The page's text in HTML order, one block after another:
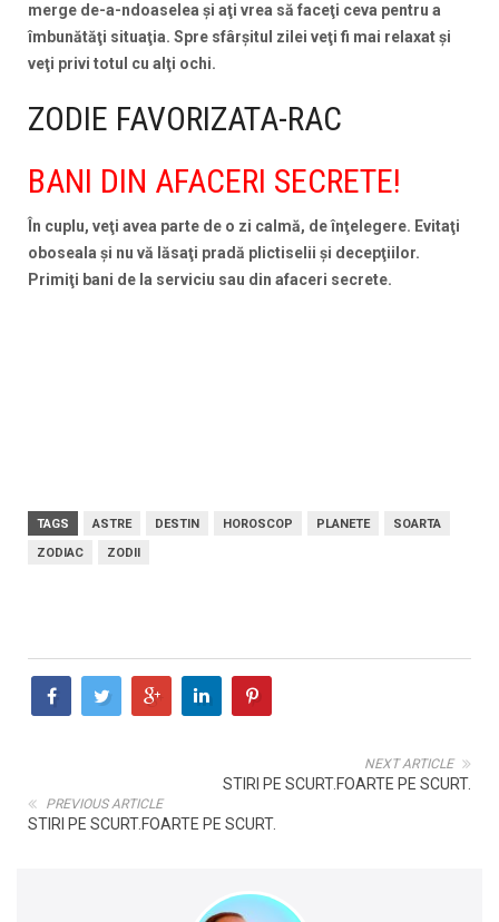
merge de-a-ndoaselea şi aţi vrea să faceţi ceva pentru a
îmbunătăţi situaţia. Spre sfârşitul zilei veţi fi mai relaxat şi
veţi privi totul cu alţi ochi.
ZODIE FAVORIZATA-RAC
BANI DIN AFACERI SECRETE!
În cuplu, veţi avea parte de o zi calmă, de înţelegere. Evitaţi
oboseala şi nu vă lăsaţi pradă plictiselii şi decepţiilor.
Primiţi bani de la serviciu sau din afaceri secrete.
TAGS ASTRE DESTIN HOROSCOP PLANETE
SOARTA
ZODIAC
ZODII
NEXT ARTICLE
STIRI PE SCURT.FOARTE PE SCURT.
PREVIOUS ARTICLE
STIRI PE SCURT.FOARTE PE SCURT.